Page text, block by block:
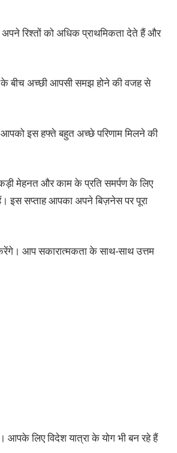
रिश्‍तों को अधिक प्राथमिकता देते हैं और
बीच अच्छी आपसी समझ होने की वजह से
इस हफ्ते बहुत अच्‍छे परिणाम मिलने की
मेहनत और काम के प्रति समर्पण के लिए
इस सप्‍ताह आपका अपने बिज़नेस पर पूरा
आप सकारात्‍मकता के साथ-साथ उत्तम
लिए विदेश यात्रा के योग भी बन रहे हैं